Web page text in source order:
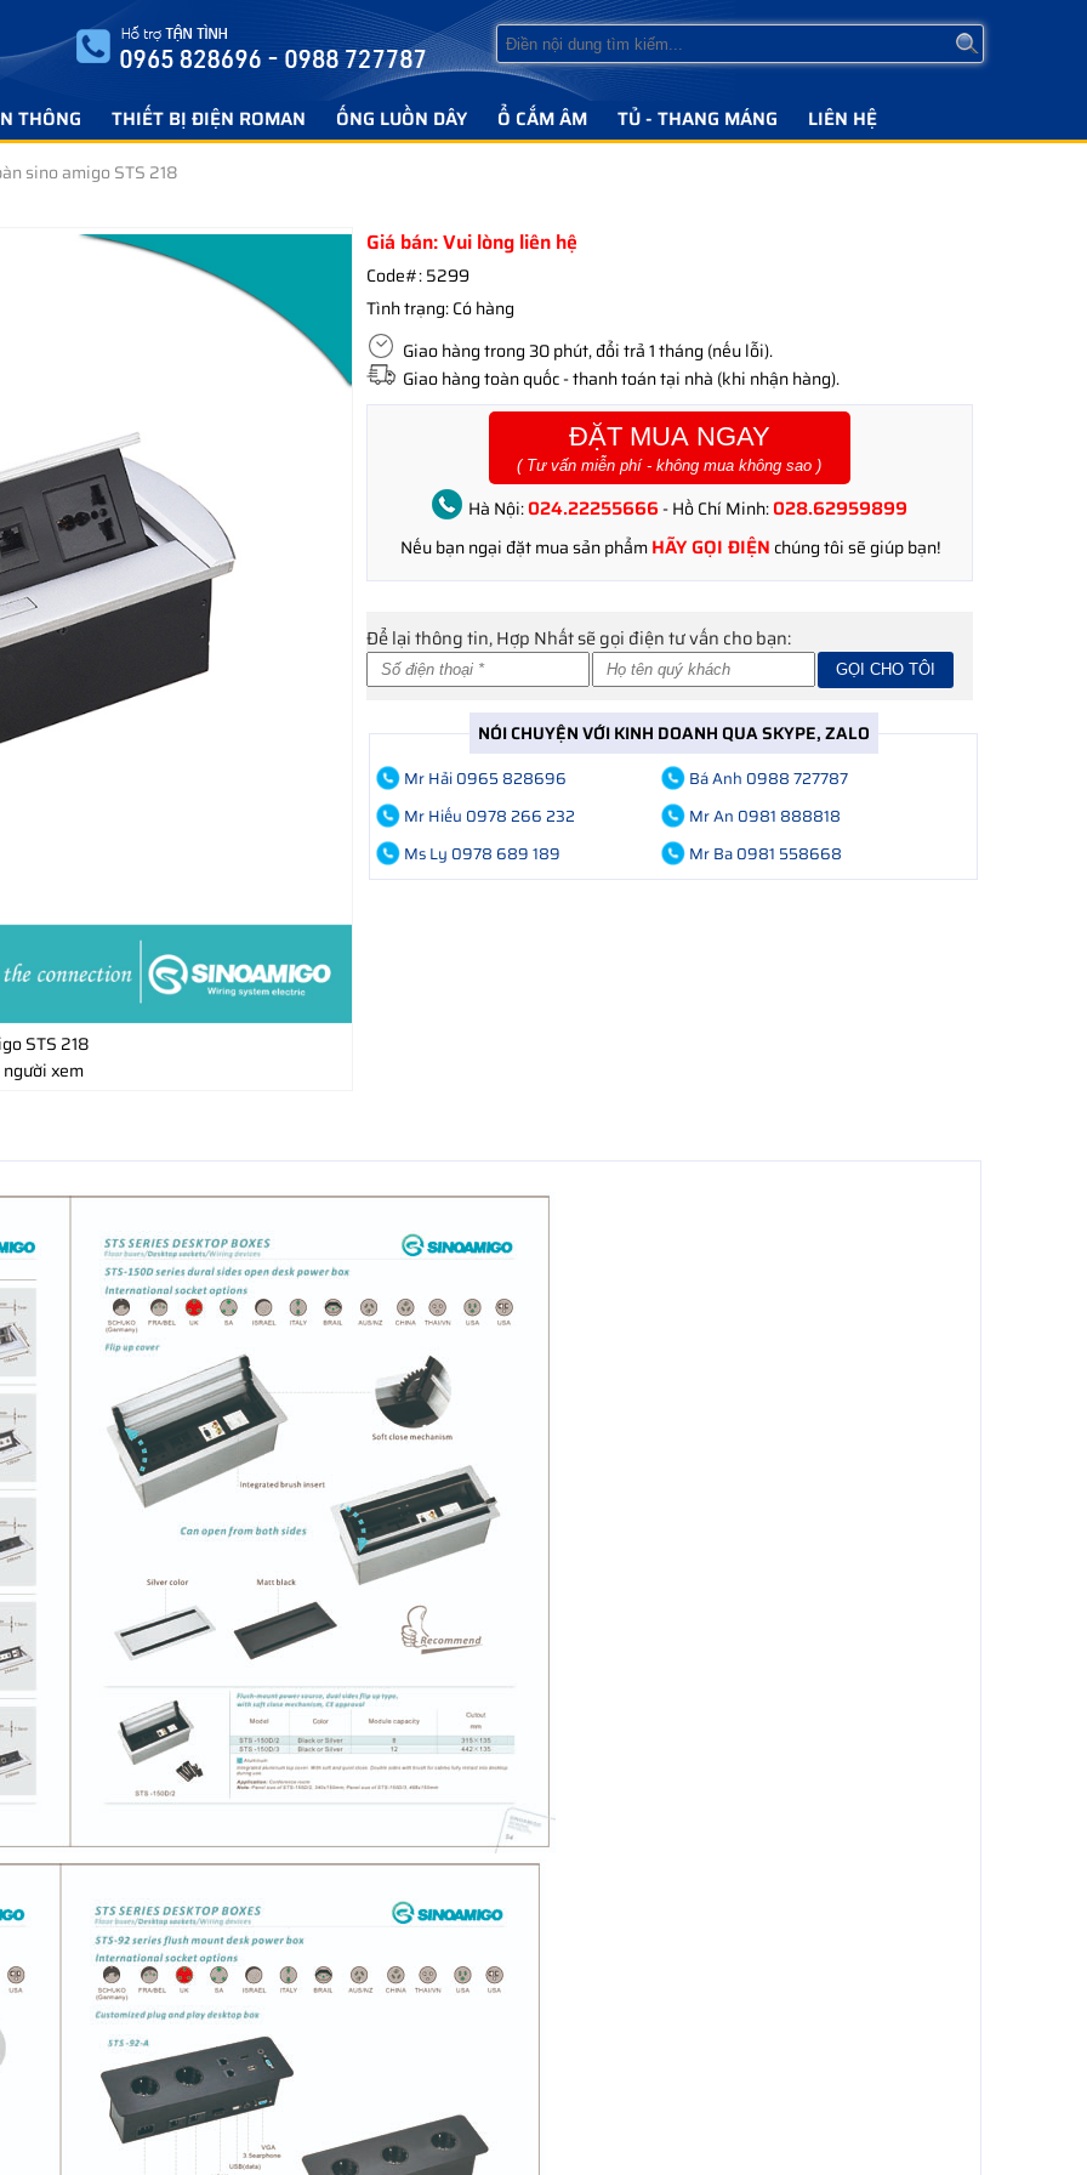
THÔNG THIẾT BỊ ĐIỆN ROMAN ỐNG LUỒN DÂY Ổ CẮM ÂM TỦ - THANG MÁNG LIÊN HỆ
sino amigo STS 218
STS 218
xem
Giá bán: Vui lòng liên hệ
Code#:5299
Tình trạng:Có hàng
Giao hàng trong 30 phút, đổi trả 1 tháng (nếu lỗi).
Giao hàng toàn quốc - thanh toán tại nhà (khi nhận hàng).
ĐẶT MUA NGAY
( Tư vấn miễn phí - không mua không sao )
Hà Nội:024.22255666 - Hồ Chí Minh:028.62959899
Nếu bạn ngại đặt mua sản phẩmHÃY GỌI ĐIỆN chúng tôi sẽ giúp bạn!
Để lại thông tin, Hợp Nhất sẽ gọi điện tư vấn cho bạn:
NÓI CHUYỆN VỚI KINH DOANH QUA SKYPE, ZALO
Mr Hải 0965 828696
Bá Anh 0988 727787
Mr Hiếu 0978 266 232
Mr An 0981 888818
Ms Ly 0978 689 189
Mr Ba 0981 558668